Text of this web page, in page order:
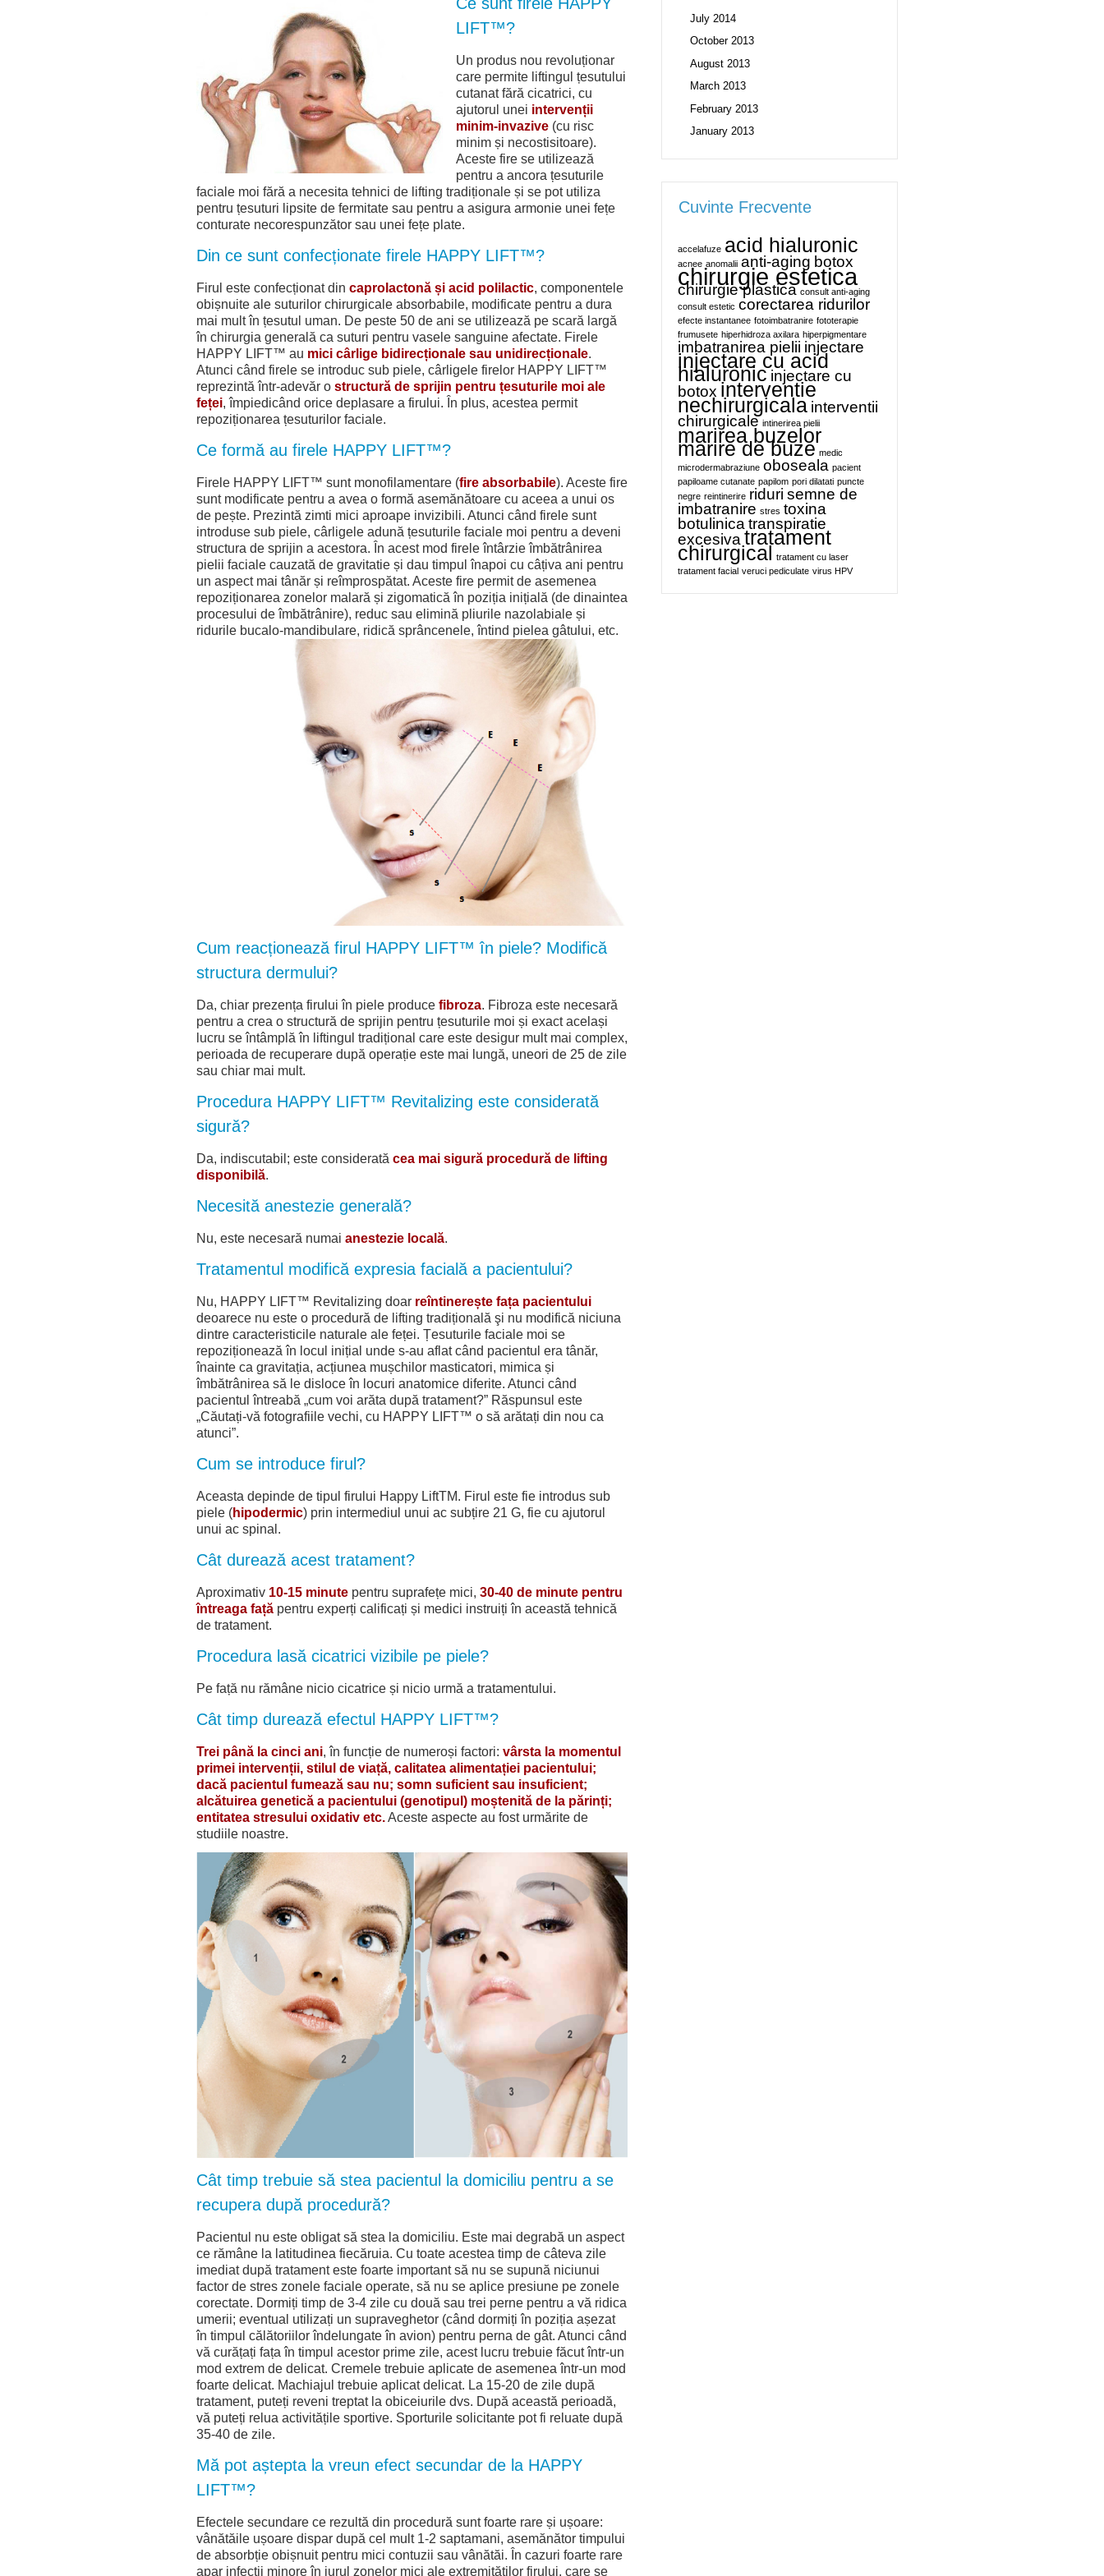
LIFT™?
Un produs nou revoluționar
care permite liftingul țesutului
cutanat fără cicatrici, cu
ajutorul unei intervenții
minim-invazive(cu risc
minim și necostisitoare).
Aceste fire se utilizează
pentru a ancora țesuturile
faciale moi fără a necesita tehnici de lifting tradiționale și se pot utiliza
pentru țesuturi lipsite de fermitate sau pentru a asigura armonie unei fețe
conturate necorespunzător sau unei fețe plate.
Din ce sunt confecționate firele HAPPY LIFT™?
Firul este confecționat din caprolactonă și acid polilactic, componentele
obișnuite ale suturilor chirurgicale absorbabile, modificate pentru a dura
mai mult în țesutul uman. De peste 50 de ani se utilizează pe scară largă
în chirurgia generală ca suturi pentru vasele sanguine afectate. Firele
HAPPY LIFT™ au mici cârlige bidirecționale sau unidirecționale.
Atunci când firele se introduc sub piele, cârligele firelor HAPPY LIFT™
reprezintă într-adevăr o structură de sprijin pentru țesuturile moi ale
feței, împiedicând orice deplasare a firului. În plus, acestea permit
repoziționarea țesuturilor faciale.
Ce formă au firele HAPPY LIFT™?
Firele HAPPY LIFT™ sunt monofilamentare (fire absorbabile). Aceste fire
sunt modificate pentru a avea o formă asemănătoare cu aceea a unui os
de pește. Prezintă zimti mici aproape invizibili. Atunci când firele sunt
introduse sub piele, cârligele adună țesuturile faciale moi pentru a deveni
structura de sprijin a acestora. În acest mod firele întârzie îmbătrânirea
pielii faciale cauzată de gravitatie și dau timpul înapoi cu câțiva ani pentru
un aspect mai tânăr și reîmprospătat. Aceste fire permit de asemenea
repoziționarea zonelor malară și zigomatică în poziția inițială (de dinaintea
procesului de îmbătrânire), reduc sau elimină pliurile nazolabiale și
ridurile bucalo-mandibulare, ridică sprâncenele, întind pielea gâtului, etc.
Cum reacționează firul HAPPY LIFT™ în piele? Modifică
structura dermului?
Da, chiar prezența firului în piele produce fibroza. Fibroza este necesară
pentru a crea o structură de sprijin pentru țesuturile moi și exact același
lucru se întâmplă în liftingul tradițional care este desigur mult mai complex,
perioada de recuperare după operație este mai lungă, uneori de 25 de zile
sau chiar mai mult.
Procedura HAPPY LIFT™ Revitalizing este considerată
sigură?
Da, indiscutabil; este considerată cea mai sigură procedură de lifting
disponibilă.
Necesită anestezie generală?
Nu, este necesară numai anestezie locală.
Tratamentul modifică expresia facială a pacientului?
Nu, HAPPY LIFT™ Revitalizing doar reîntinerește fața pacientului
deoarece nu este o procedură de lifting tradițională şi nu modifică niciuna
dintre caracteristicile naturale ale feței. Țesuturile faciale moi se
repoziționează în locul inițial unde s-au aflat când pacientul era tânăr,
înainte ca gravitația, acțiunea mușchilor masticatori, mimica și
îmbătrânirea să le disloce în locuri anatomice diferite. Atunci când
pacientul întreabă „cum voi arăta după tratament?” Răspunsul este
„Căutați-vă fotografiile vechi, cu HAPPY LIFT™ o să arătați din nou ca
atunci”.
Cum se introduce firul?
Aceasta depinde de tipul firului Happy LiftTM. Firul este fie introdus sub
piele (hipodermic) prin intermediul unui ac subțire 21 G, fie cu ajutorul
unui ac spinal.
Cât durează acest tratament?
Aproximativ 10-15 minutepentru suprafețe mici, 30-40 de minute pentru
întreaga fațăpentru experți calificați și medici instruiți în această tehnică
de tratament.
Procedura lasă cicatrici vizibile pe piele?
Pe față nu rămâne nicio cicatrice și nicio urmă a tratamentului.
Cât timp durează efectul HAPPY LIFT™?
Trei până la cinci ani, în funcție de numeroși factori: vârsta la momentul
primei intervenții, stilul de viață, calitatea alimentației pacientului;
dacă pacientul fumează sau nu; somn suficient sau insuficient;
alcătuirea genetică a pacientului (genotipul) moștenită de la părinți;
entitatea stresului oxidativ etc.Aceste aspecte au fost urmărite de
studiile noastre.
Cât timp trebuie să stea pacientul la domiciliu pentru a se
recupera după procedură?
Pacientul nu este obligat să stea la domiciliu. Este mai degrabă un aspect
ce rămâne la latitudinea fiecăruia. Cu toate acestea timp de câteva zile
imediat după tratament este foarte important să nu se supună niciunui
factor de stres zonele faciale operate, să nu se aplice presiune pe zonele
corectate. Dormiți timp de 3-4 zile cu două sau trei perne pentru a vă ridica
umerii; eventual utilizați un supraveghetor (când dormiți în poziția așezat
în timpul călătoriilor îndelungate în avion) pentru perna de gât. Atunci când
vă curățați fața în timpul acestor prime zile, acest lucru trebuie făcut într-un
mod extrem de delicat. Cremele trebuie aplicate de asemenea într-un mod
foarte delicat. Machiajul trebuie aplicat delicat. La 15-20 de zile după
tratament, puteți reveni treptat la obiceiurile dvs. După această perioadă,
vă puteți relua activitățile sportive. Sporturile solicitante pot fi reluate după
35-40 de zile.
Mă pot aștepta la vreun efect secundar de la HAPPY
LIFT™?
Efectele secundare ce rezultă din procedură sunt foarte rare și ușoare:
vânătăile ușoare dispar după cel mult 1-2 saptamani, asemănător timpului
de absorbție obișnuit pentru mici contuzii sau vânătăi. În cazuri foarte rare
apar infecții minore în jurul zonelor mici ale extremităților firului, care se
July 2014
October 2013
August 2013
March 2013
February 2013
January 2013
Cuvinte Frecvente
accelafuze acid hialuronic
acnee anomalii anti-aging botox
chirurgie estetica
chirurgie plastica consult anti-aging
consult estetic corectarea ridurilor
efecte instantanee fotoimbatranire fototerapie
frumusete hiperhidroza axilara hiperpigmentare
imbatranirea pielii injectare
injectare cu acid
hialuronic injectare cu
botox interventie
nechirurgicala interventii
chirurgicale intinerirea pielii
marirea buzelor
marire de buze medic
microdermabraziune oboseala pacient
papiloame cutanate papilom pori dilatati puncte
negre reintinerire riduri semne de
imbatranire stres toxina
botulinica transpiratie
excesiva tratament
chirurgical
tratament cu laser
tratament facial veruci pediculate virus HPV